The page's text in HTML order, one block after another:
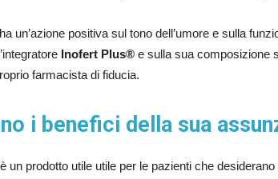
un’azione positiva sul tono dell’umore e sulla
Inofert Plus® e sulla sua composizione
farmacista di fiducia.
i benefici della sua
è un prodotto utile utile per le pazienti che